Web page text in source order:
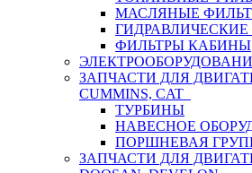
МАСЛЯНЫЕ
ФИЛЬТРЫ КАБИНЫ
ЗАПЧАСТИ ДЛЯ
CUMMINS, CAT
ТУРБИНЫ
НАВЕСНОЕ
ПОРШНЕВАЯ
ЗАПЧАСТИ ДЛЯ